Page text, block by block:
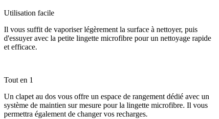
Utilisation facile
Il vous suffit de vaporiser légèrement la surface à nettoyer, puis
d'essuyer avec la petite lingette microfibre pour un nettoyage rapide
et efficace.
Tout en 1
Un clapet au dos vous offre un espace de rangement dédié avec un
système de maintien sur mesure pour la lingette microfibre. Il vous
permettra également de changer vos recharges.